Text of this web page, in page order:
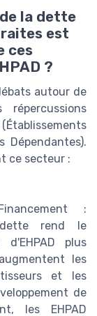
la dette
est
ces
?
autour de
Dépendantes).
ce secteur :
:
rend le
plus
les
et les
de
les EHPAD